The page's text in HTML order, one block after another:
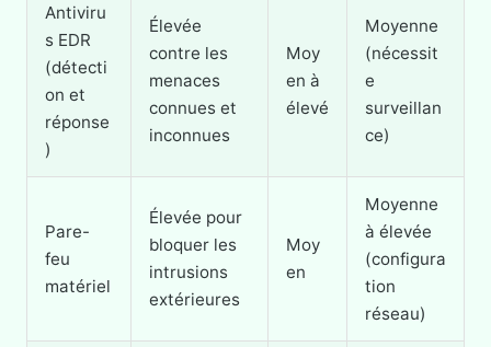
Antiviru
s EDR
(détecti
on et
réponse
)
Élevée
contre les
menaces
connues et
inconnues
Moy
en à
élevé
Moyenne
(nécessit
e
surveillan
ce)
Pare-
feu
matériel
Élevée pour
bloquer les
intrusions
extérieures
Moy
en
Moyenne
à élevée
(configura
tion
réseau)